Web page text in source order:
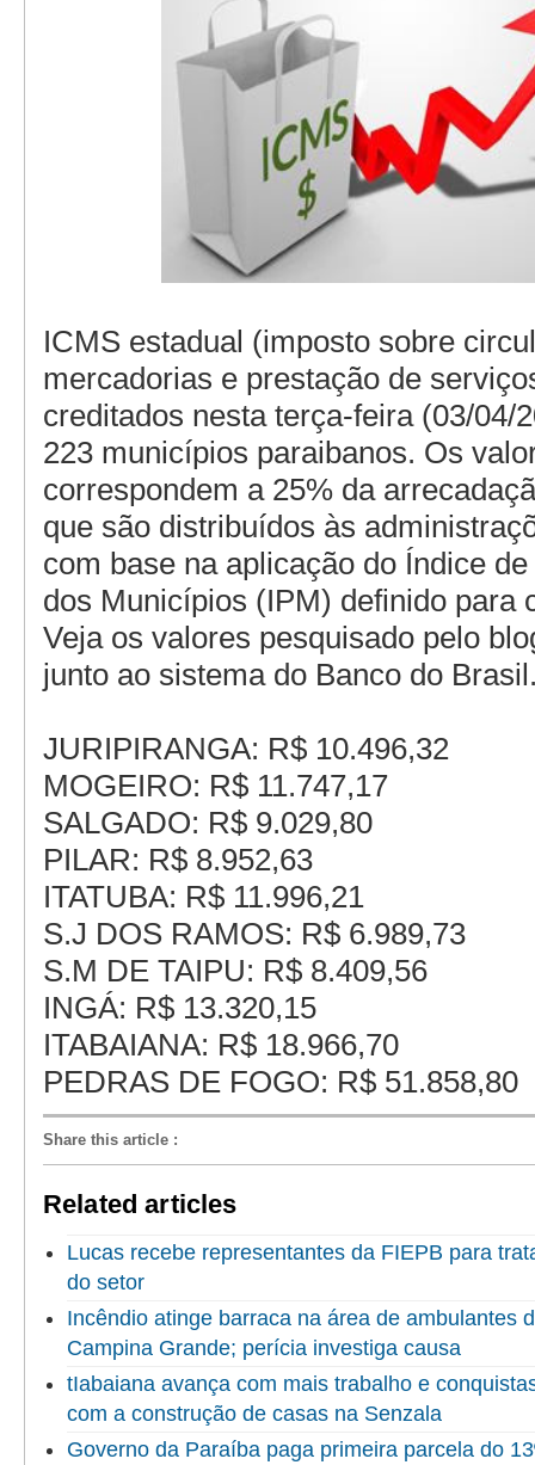
ICMS estadual (imposto sobre
mercadorias e prestação de
creditados nesta terça-feira (03/04/
223 municípios paraibanos. Os
correspondem a 25% da
que são distribuídos às
com base na aplicação do Índice
dos Municípios (IPM) definido para
Veja os valores pesquisado pelo
junto ao sistema do Banco do
JURIPIRANGA: R$ 10.496,32
MOGEIRO: R$ 11.747,17
SALGADO: R$ 9.029,80
PILAR: R$ 8.952,63
ITATUBA: R$ 11.996,21
S.J DOS RAMOS: R$ 6.989,73
S.M DE TAIPU: R$ 8.409,56
INGÁ: R$ 13.320,15
ITABAIANA: R$ 18.966,70
PEDRAS DE FOGO: R$ 51.858,80
Share this article :
Related articles
Lucas recebe representantes da FIEPB para
do setor
Incêndio atinge barraca na área de ambulantes
Campina Grande; perícia investiga causa
tIabaiana avança com mais trabalho e
com a construção de casas na Senzala
Governo da Paraíba paga primeira parcela do